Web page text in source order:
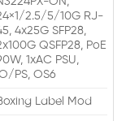
2.5/5/10G RJ-
4x25G SFP28,
QSFP28, PoE
1xAC PSU,
PS, OS6
Label Mod